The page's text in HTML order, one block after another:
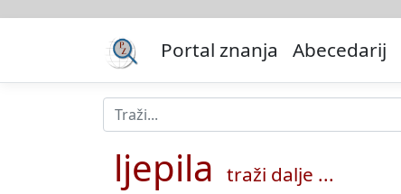
Portal znanja Abecedarij
ljepila traži dalje ...